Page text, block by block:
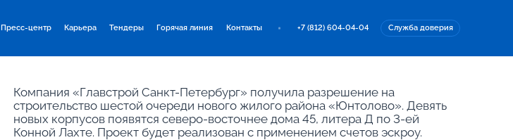
Пресс-центр Карьера Тендеры Горячая линия Контакты +7 (812) 604-04-04 Служба доверия
Компания «Главстрой Санкт-Петербург» получила разрешение на
строительство шестой очереди нового жилого района «Юнтолово». Девять
новых корпусов появятся северо-восточнее дома 45, литера Д по 3-ей
Конной Лахте. Проект будет реализован с применением счетов эскроу.